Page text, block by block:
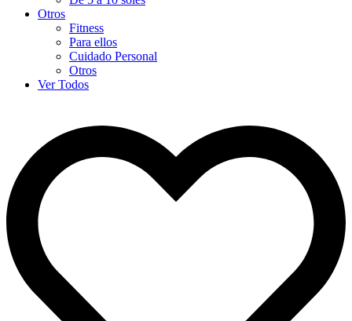
Otros
Fitness
Para ellos
Cuidado Personal
Otros
Ver Todos